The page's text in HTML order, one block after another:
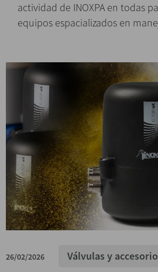
actividad de INOXPA en todas
equipos espacializados en
26/02/2026 Válvulas y